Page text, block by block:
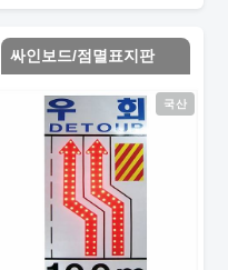
싸인보드/점멸표지판
국산